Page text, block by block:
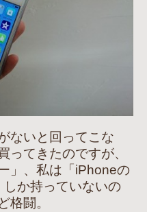
ないと回ってこな
ってきたのですが、
」、私は「iPhoneの
か持っていないの
格闘。